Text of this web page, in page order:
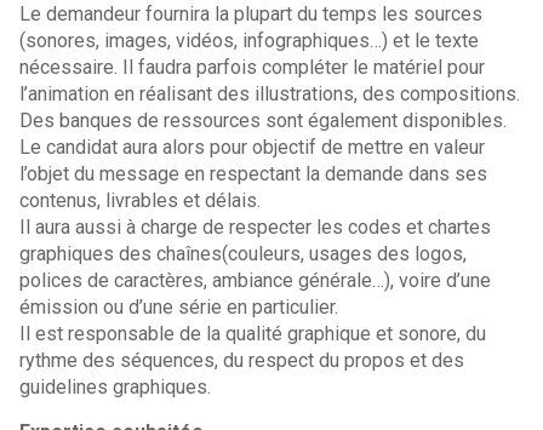
Le demandeur fournira la plupart du temps les sources
(sonores, images, vidéos, infographiques…) et le texte
nécessaire. Il faudra parfois compléter le matériel pour
l’animation en réalisant des illustrations, des compositions.
Des banques de ressources sont également disponibles.
Le candidat aura alors pour objectif de mettre en valeur
l’objet du message en respectant la demande dans ses
contenus, livrables et délais.
Il aura aussi à charge de respecter les codes et chartes
graphiques des chaînes(couleurs, usages des logos,
polices de caractères, ambiance générale…), voire d’une
émission ou d’une série en particulier.
Il est responsable de la qualité graphique et sonore, du
rythme des séquences, du respect du propos et des
guidelines graphiques.